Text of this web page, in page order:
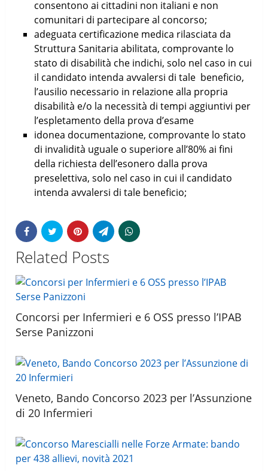
consentono ai cittadini non italiani e non
comunitari di partecipare al concorso;
adeguata certificazione medica rilasciata da
Struttura Sanitaria abilitata, comprovante lo
stato di disabilità che indichi, solo nel caso in cui
il candidato intenda avvalersi di tale beneficio,
l’ausilio necessario in relazione alla propria
disabilità e/o la necessità di tempi aggiuntivi per
l’espletamento della prova d’esame
idonea documentazione, comprovante lo stato
di invalidità uguale o superiore all’80% ai fini
della richiesta dell’esonero dalla prova
preselettiva, solo nel caso in cui il candidato
intenda avvalersi di tale beneficio;
Related Posts
Concorsi per Infermieri e 6 OSS presso l’IPAB
Serse Panizzoni
Veneto, Bando Concorso 2023 per l’Assunzione
di 20 Infermieri